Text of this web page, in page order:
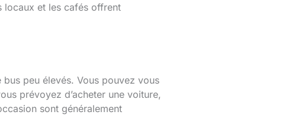
locaux et les cafés offrent
peu élevés. Vous pouvez vous
prévoyez d’acheter une voiture,
sont généralement